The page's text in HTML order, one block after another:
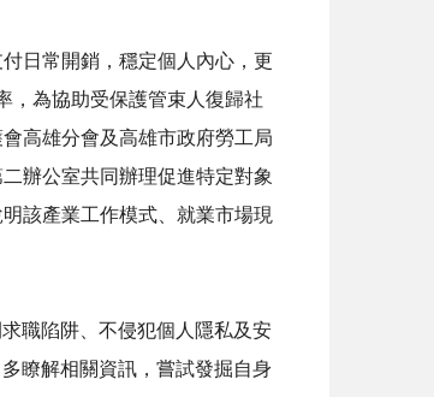
日常開銷，穩定個人內心，更
，為協助受保護管束人復歸社
高雄分會及高雄市政府勞工局
辦公室共同辦理促進特定對象
該產業工作模式、就業市場現
職陷阱、不侵犯個人隱私及安
瞭解相關資訊，嘗試發掘自身